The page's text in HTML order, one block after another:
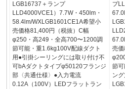
LGB16737＋ランプ
LLD4000VCE1）7.7W・450lm・
58.4lm/WXLGB1601CE1A希望小
売価格81,400円（税抜）C幅
φ250・高249・全高700〜1200調
節可能・重1.6kg100V配線ダクト
用●引掛シーリングには取り付け不
可bAダクトタイプφ50120フランジ
部〈共通仕様〉●入力電流
0.12A（100V）LEDフラットラン
プ
売
節
ン